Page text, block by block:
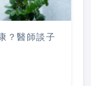
？醫師談子